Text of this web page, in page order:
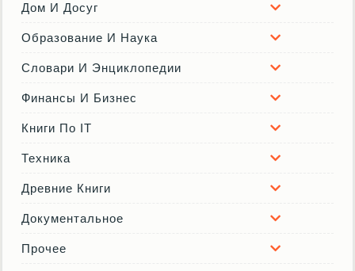
Дом И Досуг
Образование И Наука
Словари И Энциклопедии
Финансы И Бизнес
Книги По IT
Техника
Древние Книги
Документальное
Прочее